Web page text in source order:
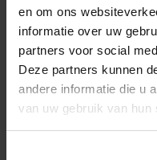
en om ons
informatie over uw
partners voor social
Deze partners kunnen
andere informatie die u
van uw gebruik van hun